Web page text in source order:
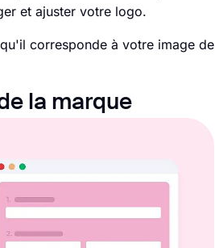
et ajuster votre logo.
corresponde à votre image de
la marque